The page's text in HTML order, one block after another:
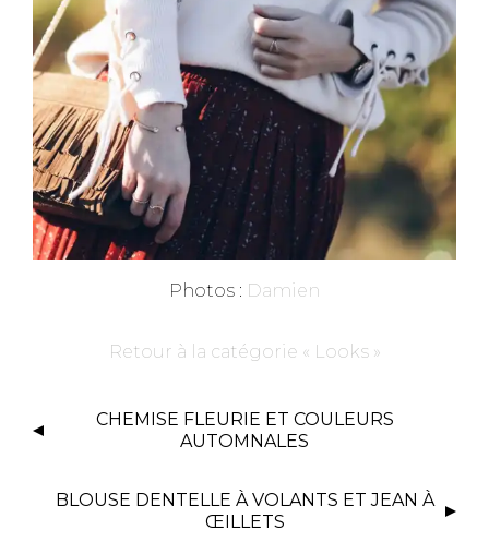
Photos : Damien
Retour à la catégorie « Looks »
CHEMISE FLEURIE ET COULEURS
AUTOMNALES
BLOUSE DENTELLE À VOLANTS ET JEAN À
ŒILLETS